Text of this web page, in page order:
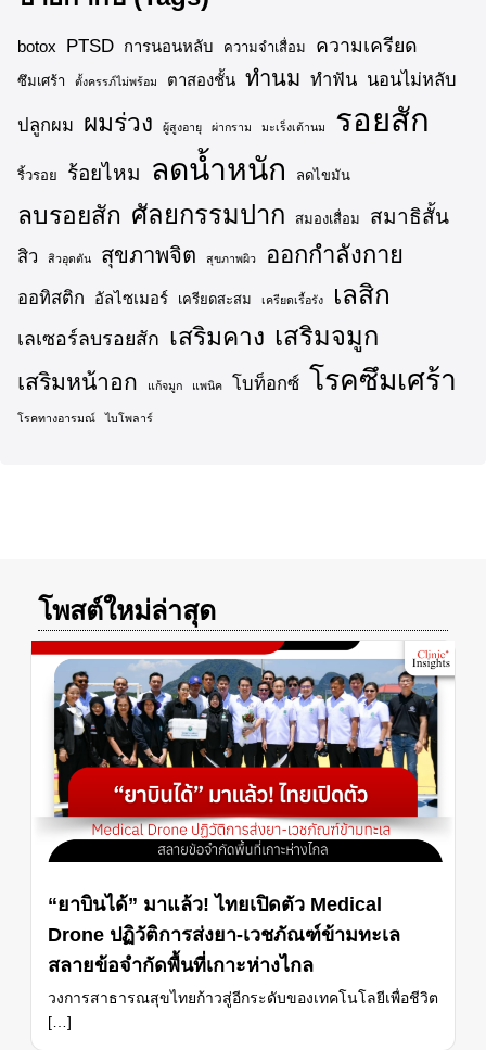
botox PTSD การนอนหลับ ความจำเสื่อม ความเครียด
ซึมเศร้า ตั้งครรภ์ไม่พร้อม ตาสองชั้น ทำนม ทำฟัน นอนไม่หลับ
ปลูกผม ผมร่วง ผู้สูงอายุ ผ่ากราม มะเร็งเต้านม รอยสัก
ริ้วรอย ร้อยไหม ลดน้ำหนัก ลดไขมัน
ลบรอยสัก ศัลยกรรมปาก สมองเสื่อม สมาธิสั้น
สิว สิวอุดตัน สุขภาพจิต สุขภาพผิว ออกกำลังกาย
ออทิสติก อัลไซเมอร์ เครียดสะสม เครียดเรื้อรัง เลสิก
เลเซอร์ลบรอยสัก เสริมคาง เสริมจมูก
เสริมหน้าอก แก้จมูก แพนิค โบท็อกซ์ โรคซึมเศร้า
โรคทางอารมณ์ ไบโพลาร์
โพสต์ใหม่ล่าสุด
“ยาบินได้” มาแล้ว! ไทยเปิดตัว Medical
Drone ปฏิวัติการส่งยา-เวชภัณฑ์ข้ามทะเล
สลายข้อจำกัดพื้นที่เกาะห่างไกล
วงการสาธารณสุขไทยก้าวสู่อีกระดับของเทคโนโลยีเพื่อชีวิต
[…]